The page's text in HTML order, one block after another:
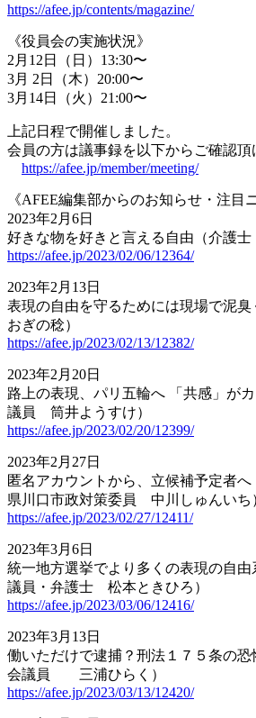
https://afee.jp/contents/magazine/
《役員会の実施状況》
2月12日（日）13:30〜
3月 2日（木）20:00〜
3月14日（火）21:00〜
上記日程で開催しました。
会員の方は議事録を以下からご確認頂
https://afee.jp/member/meeting/
《AFEE編集部からのお知らせ・注目
2023年2月6日
好きな物を好きと言える自由（介護
https://afee.jp/2023/02/06/12364/
2023年2月13日
表現の自由を守るためには現場で泥
おぎの稔）
https://afee.jp/2023/02/13/12382/
2023年2月20日
路上の表現、パリ五輪へ 「共感」が
議員 筒井ようすけ）
https://afee.jp/2023/02/20/12399/
2023年2月27日
匿名アカウントから、立候補予定者
県川口市政対策委員 中川しゅんいち
https://afee.jp/2023/02/27/12411/
2023年3月6日
統一地方選挙でより多くの表現の自
議員・弁護士 松本ときひろ）
https://afee.jp/2023/03/06/12416/
2023年3月13日
働いただけで逮捕？刑法１７５条の
会議員 三浦ひらく）
https://afee.jp/2023/03/13/12420/